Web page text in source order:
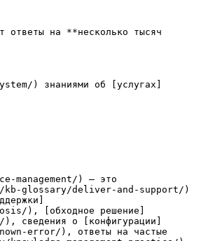
ответы на **несколько тысяч
) знаниями об [услугах]
) — это
kb-glossary/deliver-and-support/)
), [обходное решение]
о [конфигурации]
error/), ответы на частые